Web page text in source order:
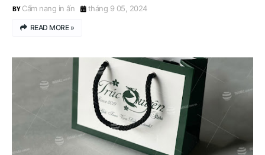
Cẩm nang in ấn
tháng 9 05, 2024
READ MORE »